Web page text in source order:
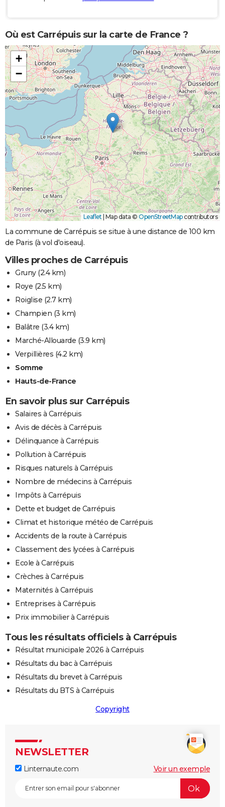
Où est Carrépuis sur la carte de France ?
+
−
Leaflet Map data © OpenStreetMapcontributors
La commune de Carrépuis se situe à une distance de 100 km
de Paris (à vol d'oiseau).
Villes proches de Carrépuis
Gruny(2.4 km)
Roye (2.5 km)
Roiglise (2.7 km)
Champien (3 km)
Balâtre (3.4 km)
Marché-Allouarde (3.9 km)
Verpillières (4.2 km)
Somme
Hauts-de-France
En savoir plus sur Carrépuis
Salaires à Carrépuis
Avis de décès à Carrépuis
Délinquance à Carrépuis
Pollution à Carrépuis
Risques naturels à Carrépuis
Nombre de médecins à Carrépuis
Impôts à Carrépuis
Dette et budget de Carrépuis
Climat et historique météo de Carrépuis
Accidents de la route à Carrépuis
Classement des lycées à Carrépuis
Ecole à Carrépuis
Crèches à Carrépuis
Maternités à Carrépuis
Entreprises à Carrépuis
Prix immobilier à Carrépuis
Tous les résultats officiels à Carrépuis
Résultat municipale 2026 à Carrépuis
Résultats du bac à Carrépuis
Résultats du brevet à Carrépuis
Résultats du BTS à Carrépuis
Copyright
NEWSLETTER
Linternaute.com Voir un exemple